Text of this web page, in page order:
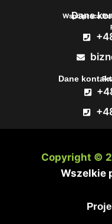
Dane
Współpraca
Dane
Copyright ©
Wszelkie